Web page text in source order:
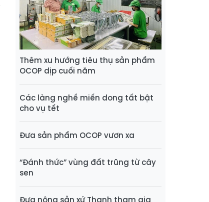
Thêm xu hướng tiêu thụ sản phẩm
OCOP dịp cuối năm
Các làng nghề miến dong tất bật
cho vụ tết
Đưa sản phẩm OCOP vươn xa
“Đánh thức” vùng đất trũng từ cây
sen
Đưa nông sản xứ Thanh tham gia